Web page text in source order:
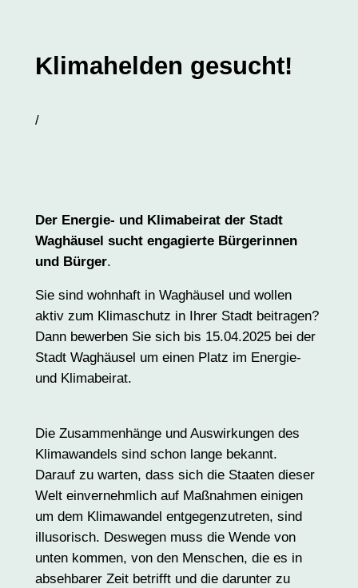
Klimahelden gesucht!
/
Der Energie- und Klimabeirat der Stadt
Waghäusel sucht engagierte Bürgerinnen
und Bürger.
Sie sind wohnhaft in Waghäusel und wollen
aktiv zum Klimaschutz in Ihrer Stadt beitragen?
Dann bewerben Sie sich bis 15.04.2025 bei der
Stadt Waghäusel um einen Platz im Energie-
und Klimabeirat.
Die Zusammenhänge und Auswirkungen des
Klimawandels sind schon lange bekannt.
Darauf zu warten, dass sich die Staaten dieser
Welt einvernehmlich auf Maßnahmen einigen
um dem Klimawandel entgegenzutreten, sind
illusorisch. Deswegen muss die Wende von
unten kommen, von den Menschen, die es in
absehbarer Zeit betrifft und die darunter zu